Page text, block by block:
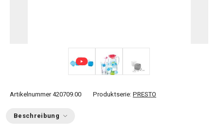
Artikelnummer 420709.00 Produktserie: PRESTO
Beschreibung